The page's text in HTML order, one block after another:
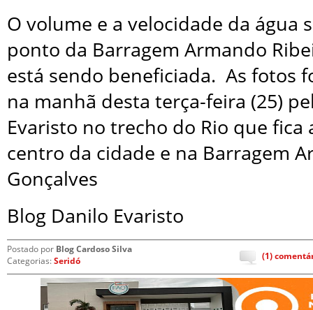
O volume e a velocidade da água
ponto da Barragem Armando
está sendo beneficiada. As fotos
na manhã desta terça-feira (25)
Evaristo no trecho do Rio que fica
centro da cidade e na Barragem
Gonçalves
Blog Danilo Evaristo
Postado por Blog Cardoso Silva
Categorias:Seridó (1)